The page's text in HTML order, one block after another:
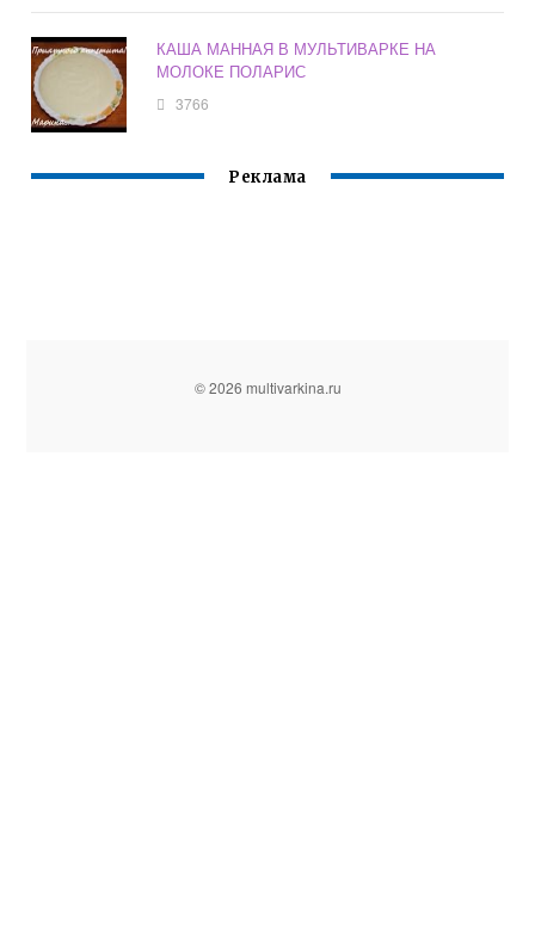
КАША МАННАЯ В МУЛЬТИВАРКЕ НА
МОЛОКЕ ПОЛАРИС
3766
Реклама
© 2026 multivarkina.ru